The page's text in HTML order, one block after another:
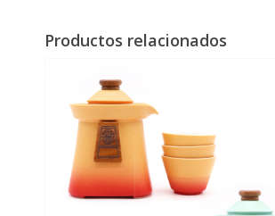
Productos relacionados